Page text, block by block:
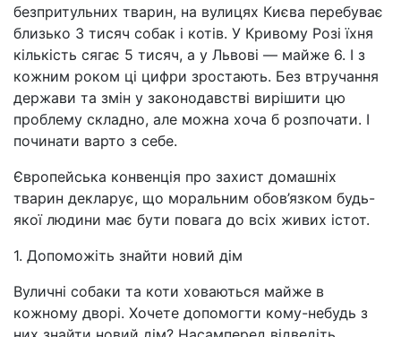
безпритульних тварин, на вулицях Києва перебуває
близько 3 тисяч собак і котів. У Кривому Розі їхня
кількість сягає 5 тисяч, а у Львові — майже 6. І з
кожним роком ці цифри зростають. Без втручання
держави та змін у законодавстві вирішити цю
проблему складно, але можна хоча б розпочати. І
починати варто з себе.
Європейська конвенція про захист домашніх
тварин декларує, що моральним обов’язком будь-
якої людини має бути повага до всіх живих істот.
1. Допоможіть знайти новий дім
Вуличні собаки та коти ховаються майже в
кожному дворі. Хочете допомогти кому-небудь з